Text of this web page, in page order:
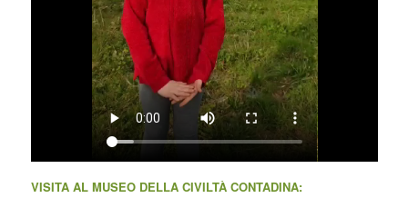
VISITA AL MUSEO DELLA CIVILTÀ CONTADINA: